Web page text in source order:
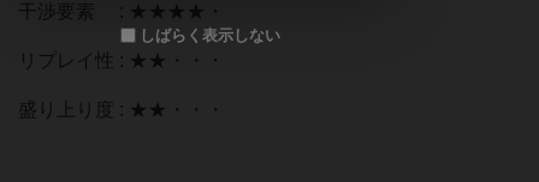
干渉要素 : ★★★★・
リプレイ性 : ★★・・・
盛り上り度 : ★★・・・
しばらく表示しない